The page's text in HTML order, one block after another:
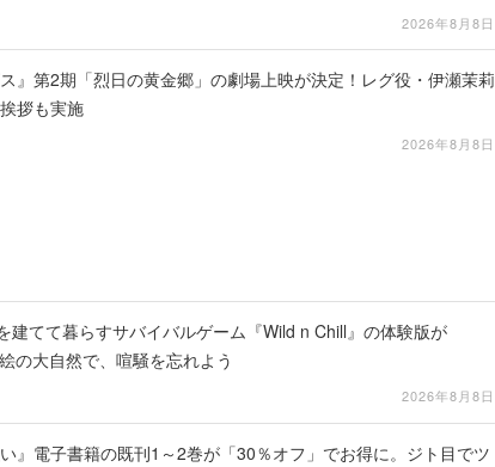
2026年8月8日
』第2期「烈日の黄金郷」の劇場上映が決定！レグ役・伊瀬茉莉
拶も実施
2026年8月8日
建てて暮らすサバイバルゲーム『Wild n Chill』の体験版が
の大自然で、喧騒を忘れよう
2026年8月8日
』電子書籍の既刊1～2巻が「30％オフ」でお得に。ジト目でツ